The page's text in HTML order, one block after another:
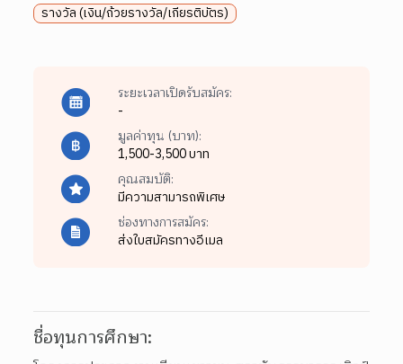
รางวัล (เงิน/ถ้วยรางวัล/เกียรติบัตร)
ระยะเวลาเปิดรับสมัคร:
-
มูลค่าทุน (บาท):
1,500-3,500 บาท
คุณสมบัติ:
มีความสามารถพิเศษ
ช่องทางการสมัคร:
ส่งใบสมัครทางอีเมล
ชื่อทุนการศึกษา: